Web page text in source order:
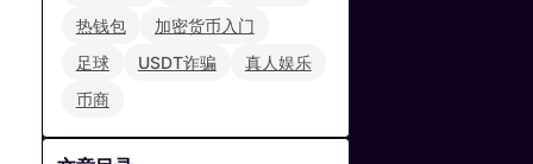
热钱包
加密货币入门
足球
USDT诈骗
真人娱乐
币商